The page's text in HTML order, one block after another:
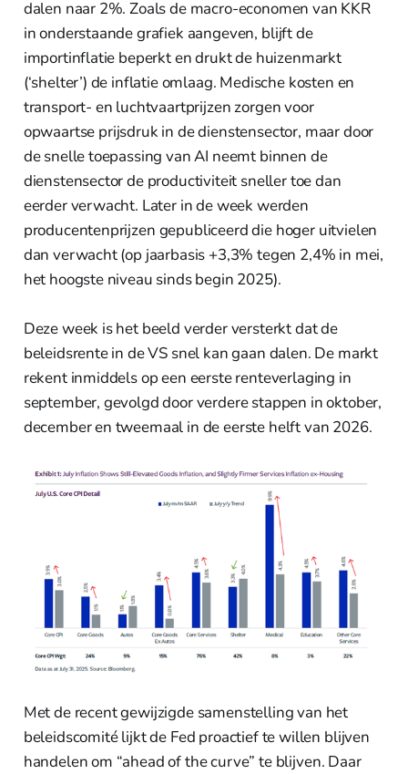
dalen naar 2%. Zoals de macro-economen van KKR
in onderstaande grafiek aangeven, blijft de
importinflatie beperkt en drukt de huizenmarkt
(‘shelter’) de inflatie omlaag. Medische kosten en
transport- en luchtvaartprijzen zorgen voor
opwaartse prijsdruk in de dienstensector, maar door
de snelle toepassing van AI neemt binnen de
dienstensector de productiviteit sneller toe dan
eerder verwacht. Later in de week werden
producentenprijzen gepubliceerd die hoger uitvielen
dan verwacht (op jaarbasis +3,3% tegen 2,4% in mei,
het hoogste niveau sinds begin 2025).
Deze week is het beeld verder versterkt dat de
beleidsrente in de VS snel kan gaan dalen. De markt
rekent inmiddels op een eerste renteverlaging in
september, gevolgd door verdere stappen in oktober,
december en tweemaal in de eerste helft van 2026.
Met de recent gewijzigde samenstelling van het
beleidscomité lijkt de Fed proactief te willen blijven
handelen om “ahead of the curve” te blijven. Daar